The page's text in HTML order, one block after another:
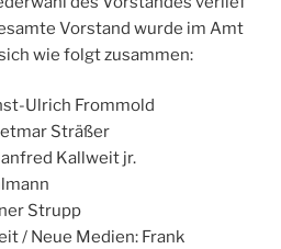
Vorstand wurde im Amt
wie folgt zusammen:
Ulrich Frommold
Sträßer
Kallweit jr.
Strupp
/ Neue Medien: Frank